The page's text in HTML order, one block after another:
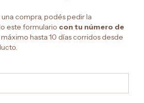
compra, podés pedir la
este formulario con tu número de
hasta 10 días corridos desde